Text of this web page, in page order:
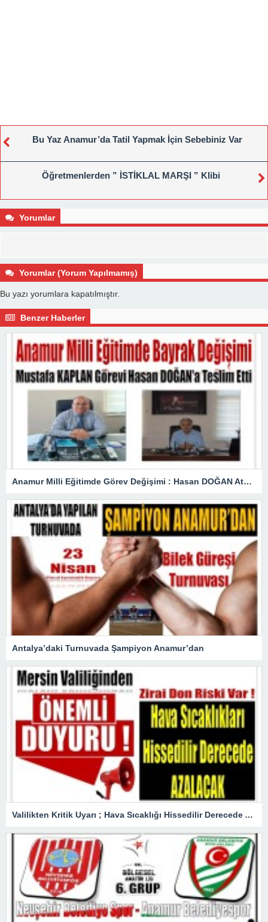
Bu Yaz Anamur’da Tatil Yapmak İçin Sebebiniz Var
Öğretmenlerden ” İSTİKLAL MARŞI ” Klibi
Yorumlar
Yorumlar (Yorum Yapılmamış)
Bu yazı yorumlara kapatılmıştır.
Benzer Haberler
Anamur Milli Eğitimde Görev Değişimi : Hasan DOĞAN Atandı
Antalya’daki Turnuvada Şampiyon Anamur’dan
Valilikten Kritik Uyarı ; Hava Sıcaklığı Hissedilir Derecede Azalacak!